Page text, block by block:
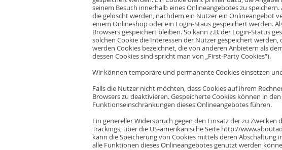
seinem Besuch innerhalb eines Onlineangebotes zu
die gelöscht werden, nachdem ein Nutzer ein Onlineangebot
einem Onlineshop oder ein Login-Staus gespeichert werden.
Browsers gespeichert bleiben. So kann z.B. der Login-Status
solchen Cookie die Interessen der Nutzer gespeichert
werden Cookies bezeichnet, die von anderen Anbietern als
dessen Cookies sind spricht man von „First-Party Cookies“).
Wir können temporäre und permanente Cookies einsetzen
Falls die Nutzer nicht möchten, dass Cookies auf ihrem
Browsers zu deaktivieren. Gespeicherte Cookies können in
Funktionseinschränkungen dieses Onlineangebotes führen.
Ein genereller Widerspruch gegen den Einsatz der zu
Trackings, über die US-amerikanische Seite http://
kann die Speicherung von Cookies mittels deren Abschaltung
alle Funktionen dieses Onlineangebotes genutzt werden